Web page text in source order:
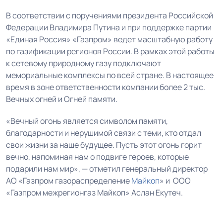
В соответствии с поручениями президента Российской
Федерации Владимира Путина и при поддержке партии
«Единая Россия» «Газпром» ведет масштабную работу
по газификации регионов России. В рамках этой работы
к сетевому природному газу подключают
мемориальные комплексы по всей стране. В настоящее
время в зоне ответственности компании более 2 тыс.
Вечных огней и Огней памяти.
«Вечный огонь является символом памяти,
благодарности и нерушимой связи с теми, кто отдал
свои жизни за наше будущее. Пусть этот огонь горит
вечно, напоминая нам о подвиге героев, которые
подарили нам мир», — отметил генеральный директор
АО «Газпром газораспределениеМайкоп» и ООО
«Газпром межрегионгаз Майкоп» Аслан Екутеч.